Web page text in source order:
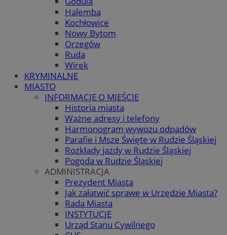
Halemba
Kochłowice
Nowy Bytom
Orzegów
Ruda
Wirek
KRYMINALNE
MIASTO
INFORMACJE O MIEŚCIE
Historia miasta
Ważne adresy i telefony
Harmonogram wywozu odpadów
Parafie i Msze Święte w Rudzie Śląskiej
Rozkłady jazdy w Rudzie Śląskiej
Pogoda w Rudzie Śląskiej
ADMINISTRACJA
Prezydent Miasta
Jak załatwić sprawę w Urzędzie Miasta?
Rada Miasta
INSTYTUCJE
Urząd Stanu Cywilnego